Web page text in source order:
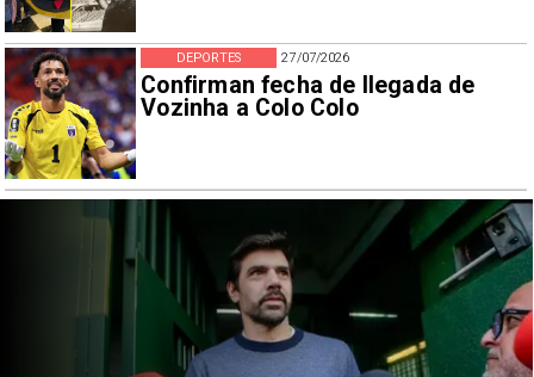
27/07/2026
Confirman fecha de llegada de
Vozinha a Colo Colo
DEPORTES